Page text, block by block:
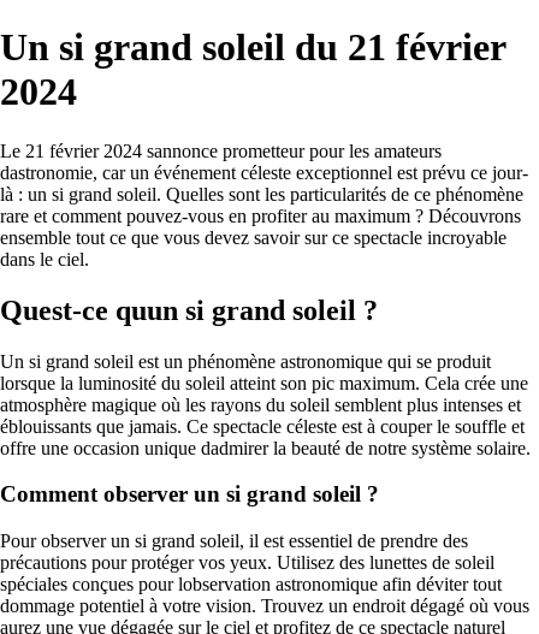
Un si grand soleil du 21 février
2024
Le 21 février 2024 sannonce prometteur pour les amateurs
dastronomie, car un événement céleste exceptionnel est prévu ce jour-
là : un si grand soleil. Quelles sont les particularités de ce phénomène
rare et comment pouvez-vous en profiter au maximum ? Découvrons
ensemble tout ce que vous devez savoir sur ce spectacle incroyable
dans le ciel.
Quest-ce quun si grand soleil ?
Un si grand soleil est un phénomène astronomique qui se produit
lorsque la luminosité du soleil atteint son pic maximum. Cela crée une
atmosphère magique où les rayons du soleil semblent plus intenses et
éblouissants que jamais. Ce spectacle céleste est à couper le souffle et
offre une occasion unique dadmirer la beauté de notre système solaire.
Comment observer un si grand soleil ?
Pour observer un si grand soleil, il est essentiel de prendre des
précautions pour protéger vos yeux. Utilisez des lunettes de soleil
spéciales conçues pour lobservation astronomique afin déviter tout
dommage potentiel à votre vision. Trouvez un endroit dégagé où vous
aurez une vue dégagée sur le ciel et profitez de ce spectacle naturel